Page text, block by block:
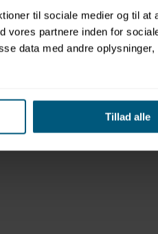
til sociale medier og til at
vores partnere inden for
data med andre oplysninger,
Tillad alle